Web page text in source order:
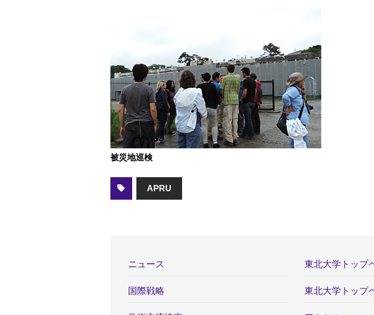
被災地巡検
APRU
ニュース
国際戦略
東北大学トップ
東北大学トップ